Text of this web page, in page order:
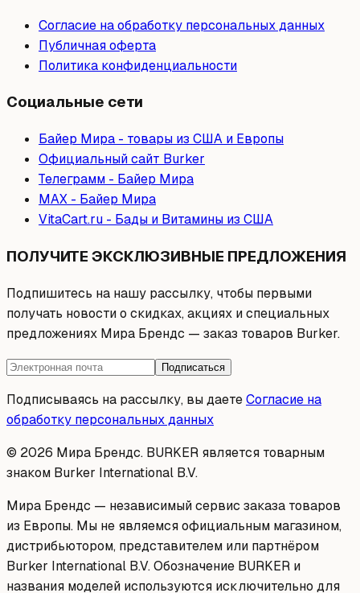
Согласие на обработку персональных данных
Публичная оферта
Политика конфиденциальности
Социальные сети
Байер Мира - товары из США и Европы
Официальный сайт Burker
Телеграмм - Байер Мира
МAX - Байер Мира
VitaCart.ru - Бады и Витамины из США
ПОЛУЧИТЕ ЭКСКЛЮЗИВНЫЕ ПРЕДЛОЖЕНИЯ
Подпишитесь на нашу рассылку, чтобы первыми
получать новости о скидках, акциях и специальных
предложениях Мира Брендс — заказ товаров Burker.
Подписаться
Подписываясь на рассылку, вы даетеСогласие на
обработку персональных данных
© 2026 Мира Брендс. BURKER является товарным
знаком Burker International B.V.
Мира Брендс — независимый сервис заказа товаров
из Европы. Мы не являемся официальным магазином,
дистрибьютором, представителем или партнёром
Burker International B.V. Обозначение BURKER и
названия моделей используются исключительно для